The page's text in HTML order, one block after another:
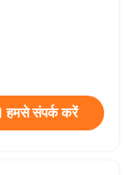
हमसे संपर्क करें